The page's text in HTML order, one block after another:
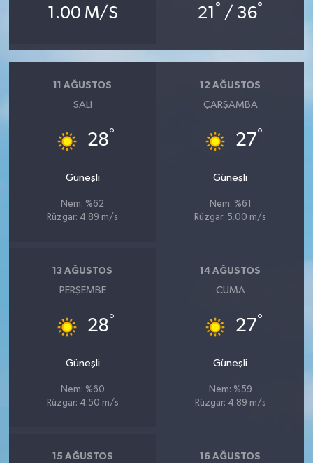
1.00 M/S 21 ° / 36°
11 AĞUSTOS
SALI
28°
Güneşli
Nem: %62
Rüzgar: 4.89 m/s
12 AĞUSTOS
ÇARŞAMBA
27°
Güneşli
Nem: %61
Rüzgar: 5.00 m/s
13 AĞUSTOS
PERŞEMBE
28°
Güneşli
Nem: %60
Rüzgar: 4.50 m/s
14 AĞUSTOS
CUMA
27°
Güneşli
Nem: %59
Rüzgar: 4.89 m/s
15 AĞUSTOS 16 AĞUSTOS